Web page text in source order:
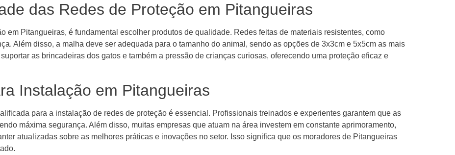
das Redes de Proteção em Pitangueiras
em Pitangueiras, é fundamental escolher produtos de qualidade. Redes feitas de materiais resistentes, como
Além disso, a malha deve ser adequada para o tamanho do animal, sendo as opções de 3x3cm e 5x5cm as mais
as brincadeiras dos gatos e também a pressão de crianças curiosas, oferecendo uma proteção eficaz e
Instalação em Pitangueiras
para a instalação de redes de proteção é essencial. Profissionais treinados e experientes garantem que as
máxima segurança. Além disso, muitas empresas que atuam na área investem em constante aprimoramento,
atualizadas sobre as melhores práticas e inovações no setor. Isso significa que os moradores de Pitangueiras